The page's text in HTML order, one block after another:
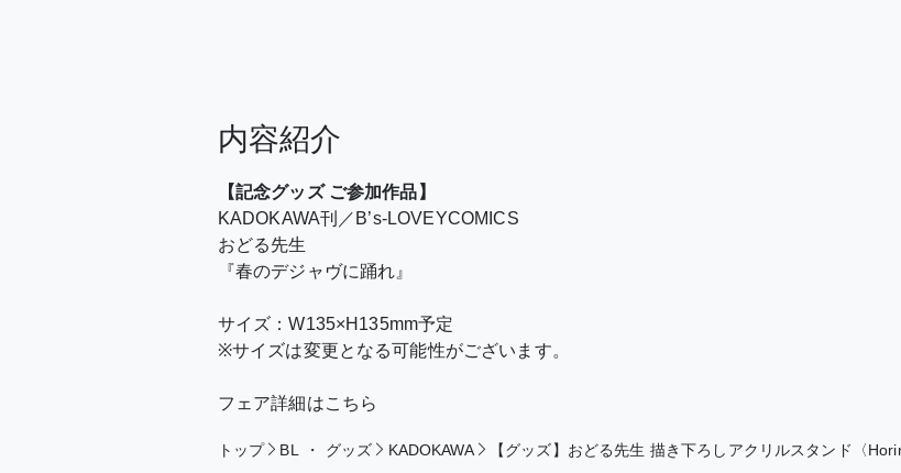
内容紹介
【記念グッズ ご参加作品】
KADOKAWA刊／B’s-LOVEYCOMICS
おどる先生
『春のデジャヴに踊れ』
サイズ：W135×H135mm予定
※サイズは変更となる可能性がございます。
フェア詳細はこちら
トップ BL ・ グッズ KADOKAWA 【グッズ】おどる先生 描き下ろしアクリルスタンド〈